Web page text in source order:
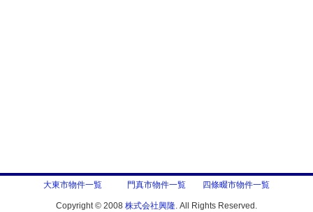
大東市物件一覧 門真市物件一覧 四條畷市物件一覧
Copyright © 2008 株式会社興隆. All Rights Reserved.